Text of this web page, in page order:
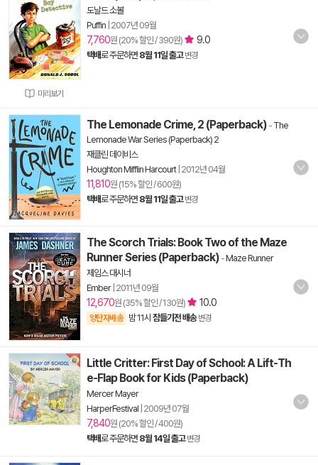
미리보기
도날드 소볼
Puffin 2007년 09월
7,760원 (20% 할인 / 390원) 9.0
택배로 주문하면 8월 11일 출고 변경
The Lemonade Crime, 2 (Paperback) - The
Lemonade War Series (Paperback) 2
재클린 데이비스
Houghton Mifflin Harcourt| 2012년 04월
11,810원 (15% 할인 / 600원)
택배로 주문하면 8월 11일 출고 변경
The Scorch Trials: Book Two of the Maze
Runner Series (Paperback) -Maze Runner
제임스 대시너
Ember| 2011년 09월
12,670원 (35% 할인 / 130원) 10.0
양탄자배송 밤 11시 잠들기전 배송 변경
Little Critter: First Day of School: A Lift-Th
e-Flap Book for Kids (Paperback)
Mercer Mayer
HarperFestival 2009년 07월
7,840원 (20% 할인 / 400원)
택배로 주문하면 8월 14일 출고 변경